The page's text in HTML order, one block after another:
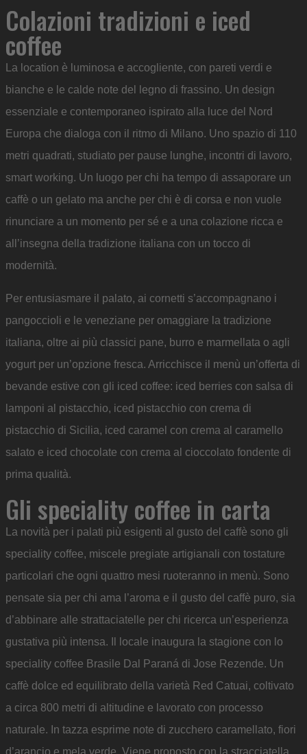
Colazioni tradizioni e iced
coffee
La location è luminosa e accogliente, con pareti verdi e
bianche e le calde note del legno di frassino. Un design
essenziale e contemporaneo ispirato alla luce del Nord
Europa che dialoga con il ritmo di Milano. Uno spazio di 110
metri quadrati, studiato per pause lunghe, incontri di lavoro,
smart working. Un luogo per chi ha tempo di assaporare un
caffè o un gelato ma anche per chi è di corsa e non vuole
rinunciare a un momento per sé e a una colazione ricca e
all’insegna della tradizione italiana con un tocco di
modernità.
Per entusiasmare il palato, ai cornetti s’accompagnano i
pangoccioli e le veneziane per omaggiare la tradizione
italiana, oltre ai più classici pane, burro e marmellata o agli
yogurt per un’opzione fresca. Arricchisce il menù un’offerta di
bevande estive con gli iced coffee: iced berries con salsa di
lamponi al pistacchio, iced pistacchio con crema di
pistacchio di Sicilia, iced caramel con crema al caramello
salato e iced chocolate con crema al cioccolato fondente di
prima qualità.
Gli speciality coffee in carta
La novità per i palati più esigenti al gusto del caffè sono gli
speciality coffee, miscele pregiate artigianali con tostature
particolari che ogni quattro mesi ruoteranno in menù. Sono
pensate sia per chi ama l’aroma e il gusto del caffè puro, sia
d’abbinare alle strattaciatelle per chi ricerca un’esperienza
gustativa più intensa. Il locale inaugura la stagione con lo
speciality coffee Brasile Dal Paraná di Jose Rezende. Un
caffè dolce ed equilibrato della varietà Red Catuai, coltivato
a circa 800 metri di altitudine e lavorato con processo
naturale. In tazza esprime note di zucchero caramellato, fiori
d’arancio e mela verde. Viene proposto con la stracciatella